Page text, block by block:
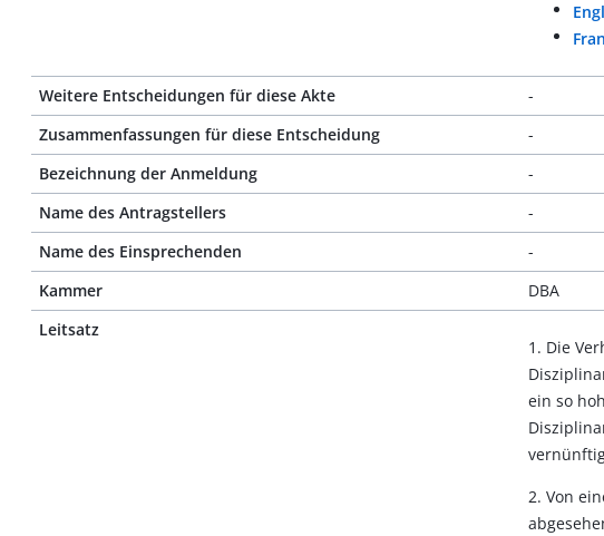
Weitere Entscheidungen für diese Akte
-
Zusammenfassungen für diese Entscheidung
-
Bezeichnung der Anmeldung
-
Name des Antragstellers
-
Name des Einsprechenden
-
Kammer
DBA
Leitsatz
1. Die
ein so
2. Von